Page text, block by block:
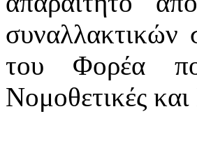
του Φορέα
Νομοθετικές και